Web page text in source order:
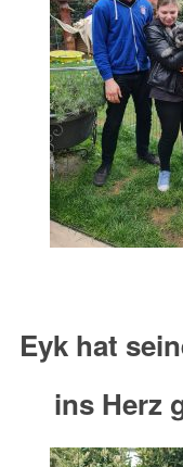
Eyk hat
ins Herz